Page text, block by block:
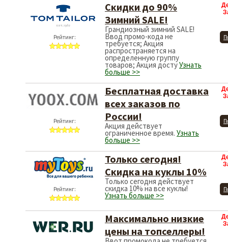
Рейтинг:
Скидки до 90%
Зимний SALE!
Грандиозный зимний SALE!
Ввод промо-кода не
требуется; Акция
распространяется на
определенную группу
товаров; Акция достуУзнать
больше >>
Рейтинг:
Бесплатная доставка
всех заказов по
России!
Акция действует
ограниченное время. Узнать
больше >>
Рейтинг:
Только сегодня!
Скидка на куклы 10%
Только сегодня действует
скидка 10% на все куклы!
Узнать больше >>
Максимально низкие
цены на топселлеры!